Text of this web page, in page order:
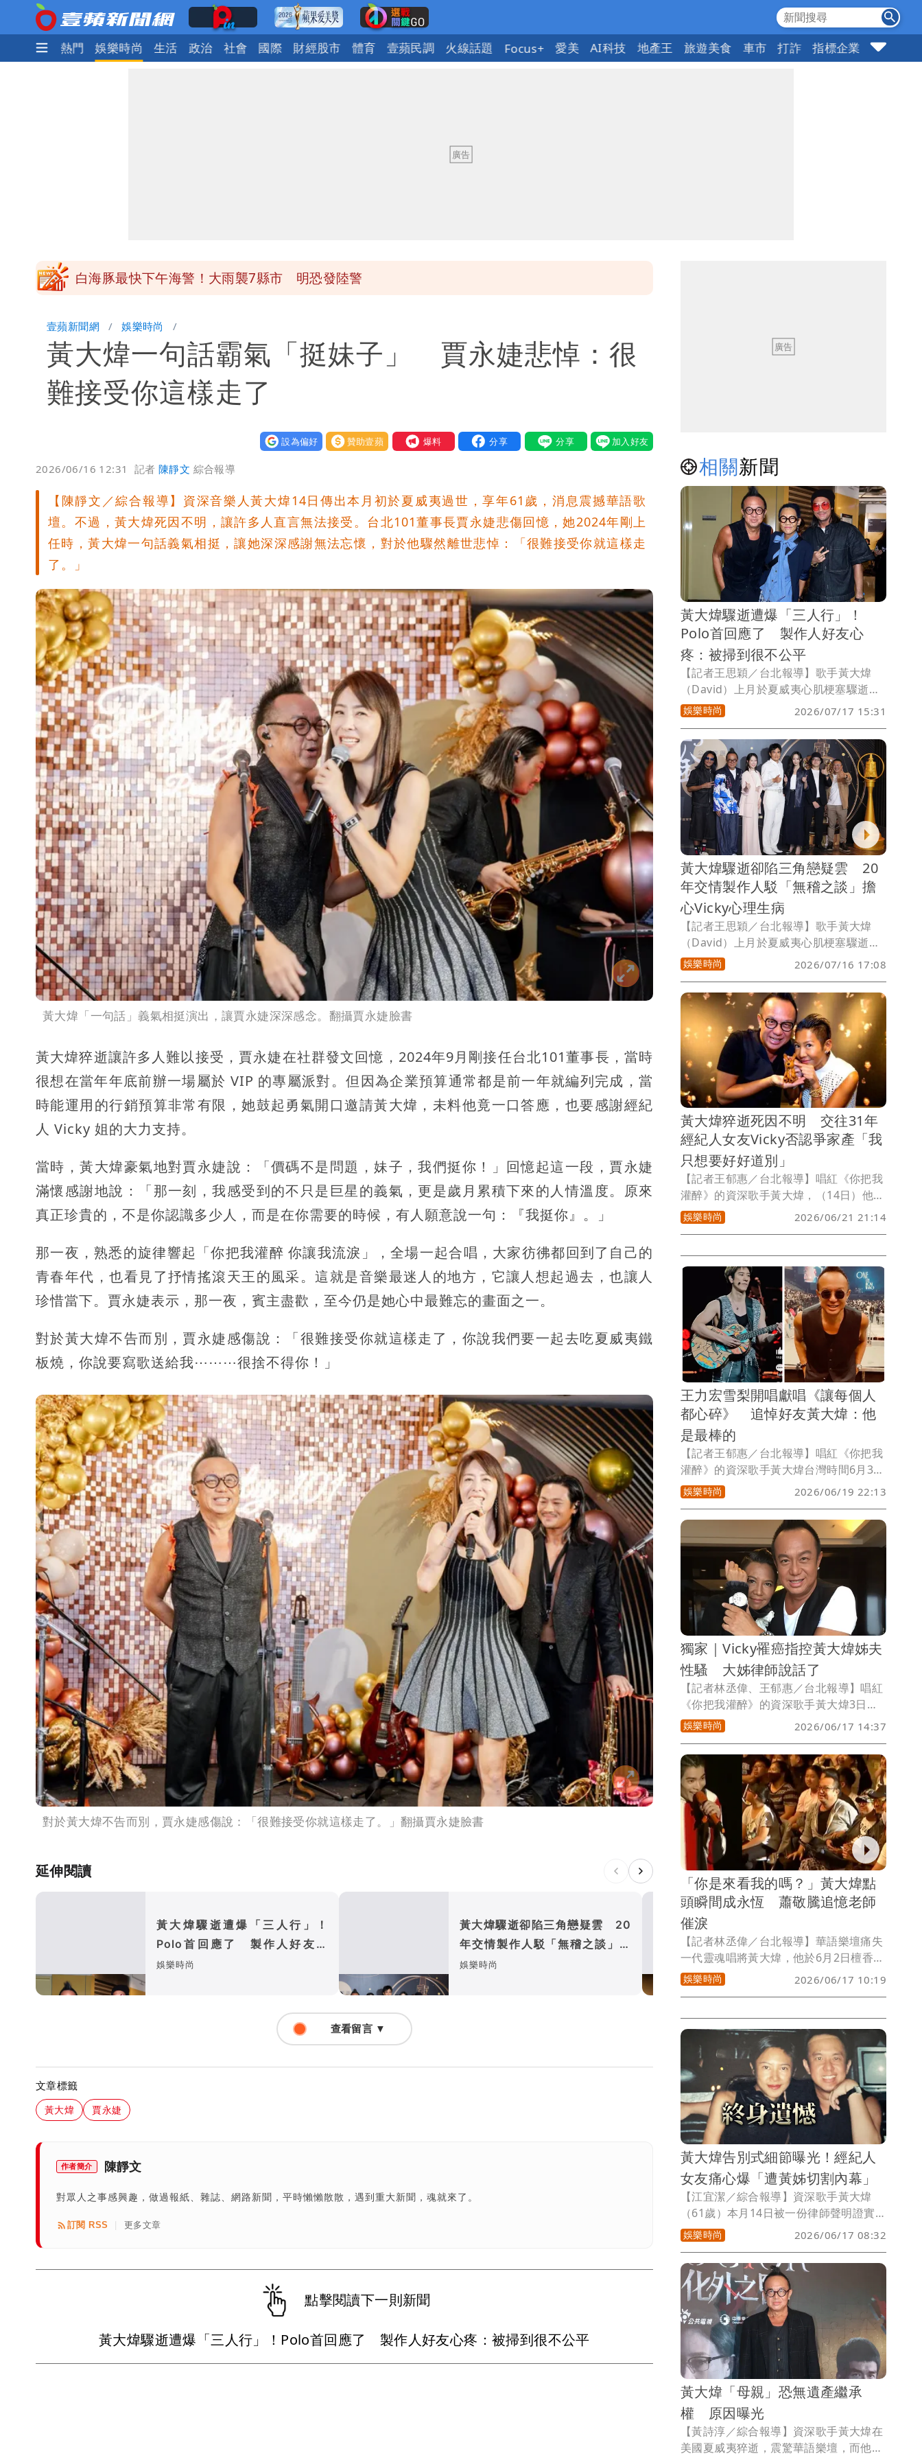
焦點 熱門 娛樂時尚 生活 政治 社會 國際 財經股市 體育 壹蘋民調 火線話題 Focus+ 愛美 AI科技 地產王 旅遊美食 車市 打詐 指標企業 壹蘋頭家
白海豚最快下午海警！大雨襲7縣市 明恐發陸警
壹蘋新聞網 娛樂時尚
黃大煒一句話霸氣「挺妹子」 賈永婕悲悼：很
難接受你這樣走了
設為偏好 贊助壹蘋 我要爆料
2026/06/16 12:31 記者陳靜文 綜合報導
【陳靜文／綜合報導】資深音樂人黃大煒14日傳出本月初於夏威夷過世，享年61歲，消息震撼華語歌
壇。不過，黃大煒死因不明，讓許多人直言無法接受。台北101董事長賈永婕悲傷回憶，她2024年剛上
任時，黃大煒一句話義氣相挺，讓她深深感謝無法忘懷，對於他驟然離世悲悼：「很難接受你就這樣走
了。」
黃大煒「一句話」義氣相挺演出，讓賈永婕深深感念。翻攝賈永婕臉書
黃大煒猝逝讓許多人難以接受，賈永婕在社群發文回憶，2024年9月剛接任台北101董事長，當時
很想在當年年底前辦一場屬於 VIP 的專屬派對。但因為企業預算通常都是前一年就編列完成，當
時能運用的行銷預算非常有限，她鼓起勇氣開口邀請黃大煒，未料他竟一口答應，也要感謝經紀
人 Vicky 姐的大力支持。
當時，黃大煒豪氣地對賈永婕說：「價碼不是問題，妹子，我們挺你！」回憶起這一段，賈永婕
滿懷感謝地說：「那一刻，我感受到的不只是巨星的義氣，更是歲月累積下來的人情溫度。原來
真正珍貴的，不是你認識多少人，而是在你需要的時候，有人願意說一句：『我挺你』。」
那一夜，熟悉的旋律響起「你把我灌醉 你讓我流淚」，全場一起合唱，大家彷彿都回到了自己的
青春年代，也看見了抒情搖滾天王的風采。這就是音樂最迷人的地方，它讓人想起過去，也讓人
珍惜當下。賈永婕表示，那一夜，賓主盡歡，至今仍是她心中最難忘的畫面之一。
對於黃大煒不告而別，賈永婕感傷說：「很難接受你就這樣走了，你說我們要一起去吃夏威夷鐵
板燒，你說要寫歌送給我⋯⋯⋯很捨不得你！」
對於黃大煒不告而別，賈永婕感傷說：「很難接受你就這樣走了。」翻攝賈永婕臉書
延伸閱讀
黃大煒驟逝遭爆「三人行」！
Polo首回應了 製作人好友心
疼：被掃到很不公平
娛樂時尚
黃大煒驟逝卻陷三角戀疑雲 20
年交情製作人駁「無稽之談」擔
心Vicky心理生病
娛樂時尚
經紀人女友Vicky否認爭
「我只想要好好道別」
娛樂時尚
查看留言 ▼
文章標籤
黃大煒 賈永婕
作者簡介 陳靜文
對眾人之事感興趣，做過報紙、雜誌、網路新聞，平時懶懶散散，遇到重大新聞，魂就來了。
訂閱 RSS 更多文章
點擊閱讀下一則新聞
黃大煒驟逝遭爆「三人行」！Polo首回應了 製作人好友心疼：被掃到很不公平
相關新聞
黃大煒驟逝遭爆「三人行」！
Polo首回應了 製作人好友心
疼：被掃到很不公平
【記者王思穎／台北報導】歌手黃大煒
（David）上月於夏威夷心肌梗塞驟逝，
卻傳出長年合作的音樂夥伴Polo WL（保
羅王劉），與他感情長達31年的女友
Vicky互動密切，甚至傳出黃大煒、Polo
與Vicky感情是「三人行」。名製作人湯
榮昇與他們有超過20年的交情，昨受訪時
就當場傳訊息給Polo關心，只是當時未
回，今湯榮昇再為監製的戲《成名在望》
接受《壹蘋》專訪，分享Polo的回覆。
娛樂時尚 2026/07/17 15:31
黃大煒驟逝卻陷三角戀疑雲 20
年交情製作人駁「無稽之談」擔
心Vicky心理生病
【記者王思穎／台北報導】歌手黃大煒
（David）上月於夏威夷心肌梗塞驟逝，
震驚外界，與他感情長達31年的女友
Vicky仍沉浸巨大悲痛，未料近日卻遭質
疑與長年合作夥伴Polo WL（保羅王劉）
互動密切，甚至傳出黃大煒、Polo與
Vicky感情是「三人行」。與黃大煒和
Vicky認識超過20年的名製作人湯榮昇今
（16日）出席監製的影集《成名在望》，
受訪時駁斥是無稽之談，「Polo就是小
弟，一起做音樂，他們不可能。」並分享
身為多年朋友，黃大煒和Vicky的互動點
滴。
娛樂時尚 2026/07/16 17:08
黃大煒猝逝死因不明 交往31年
經紀人女友Vicky否認爭家產「我
只想要好好道別」
【記者王郁惠／台北報導】唱紅《你把我
灌醉》的資深歌手黃大煒，（14日）他姊
姊透過律師發聲明，證實黃大煒在本月3
日在家中猝逝，享壽61歲。交往31年的經
歷程，談到黃大煒驟逝至今死因不明、也
無見到死亡證明與最後一面，對於外界認
為她動作頻頻是為了爭產，她直言：「事
實是，我從未想要繼承。」
娛樂時尚 2026/06/21 21:14
王力宏雪梨開唱獻唱《讓每個人
都心碎》 追悼好友黃大煒：他
是最棒的
【記者王郁惠／台北報導】唱紅《你把我
灌醉》的資深歌手黃大煒台灣時間6月3日
在夏威夷驟逝，享壽61歲，震驚各界。曾
與黃大煒合作的金曲歌王王力宏，近日在
雪梨舉辦《最好的地方II》世界巡迴演唱
會時，特別獻唱《讓每個人都心碎》追悼
好友。
娛樂時尚 2026/06/19 22:13
獨家｜Vicky罹癌指控黃大煒姊夫
性騷 大姊律師說話了
【記者林丞偉、王郁惠／台北報導】唱紅
《你把我灌醉》的資深歌手黃大煒3日在
家中猝逝後死因未明，卻爆出「案外
案」，與黃大煒交往31年的經紀人女友
Vicky Chao昨(16日)指控2024年某次在
台北的大型公開晚會活動上，她被黃大煒
的大姊夫性騷擾，並表示會和黃珊珊律師
討論提告，對此，黃大煒大姊委任的漢英
得力法律事務所回應《壹蘋新聞網》。
娛樂時尚 2026/06/17 14:37
「你是來看我的嗎？」黃大煒點
頭瞬間成永恆 蕭敬騰追憶老師
催淚
【記者林丞偉／台北報導】華語樂壇痛失
一代靈魂唱將黃大煒，他於6月2日檀香山
時間辭世，享壽61歲，消息震驚各界。曾
在《超級星光大道》踢館賽一鳴驚人的金
不已，第一時間發文追思。而近日網友翻
出一段塵封8年的珍貴影片，更讓無數歌
迷看得鼻酸——當年坐在台下微笑看著愛
徒演出的黃大煒，如今竟已成為再也回不
來的身影。
娛樂時尚 2026/06/17 10:19
黃大煒告別式細節曝光！經紀人
女友痛心爆「遭黃姊切割內幕」
【江宜潔／綜合報導】資深歌手黃大煒
（61歲）本月14日被一份律師聲明證實3
日已在家中猝逝，如今遺屬間似乎也爆發
爭產風波，律師函中稱兩位姊姊為指定繼
承人、將全權處理其後事與音樂資產，但
交往31年的經紀人女友Vicky、86歲母
親、兩位弟弟等人卻在死後十天才被告知
噩耗並遭拒見最後一面，整件事撲朔迷
離；據悉，黃大煒告別式目前確定不會在
台灣舉辦。
娛樂時尚 2026/06/17 08:32
黃大煒「母親」恐無遺產繼承
權 原因曝光
【黃詩淳／綜合報導】資深歌手黃大煒在
美國夏威夷猝逝，震驚華語樂壇，而他的